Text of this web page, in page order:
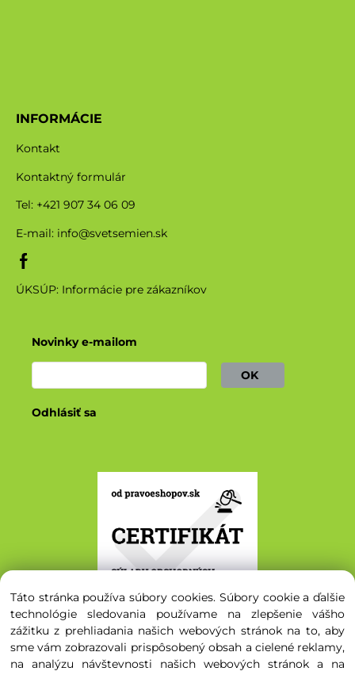
INFORMÁCIE
Kontakt
Kontaktný formulár
Tel: +421 907 34 06 09
E-mail: info@svetsemien.sk
ÚKSÚP: Informácie pre zákazníkov
Novinky e-mailom
OK
Odhlásiť sa
Táto stránka používa súbory cookies. Súbory cookie a ďalšie
technológie sledovania používame na zlepšenie vášho
zážitku z prehliadania našich webových stránok na to, aby
sme vám zobrazovali prispôsobený obsah a cielené reklamy,
na analýzu návštevnosti našich webových stránok a na